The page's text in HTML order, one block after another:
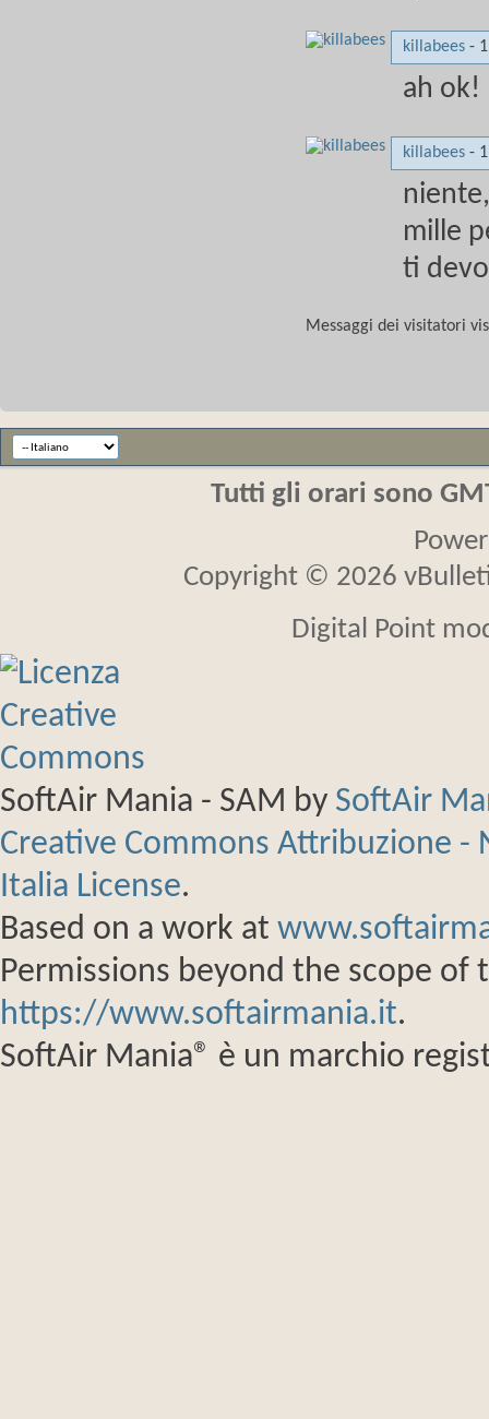
killabees -
ah ok!
killabees -
mille
ti
Messaggi dei visitatori
Tutti gli orari sono
Copyright © 2026
Digital Point
SoftAir Mania - SAM by SoftAir
Creative Commons Attribuzione
Italia License.
Based on a work at
Permissions beyond the scope of
https://www.softairmania.it.
SoftAir Mania® è un marchio